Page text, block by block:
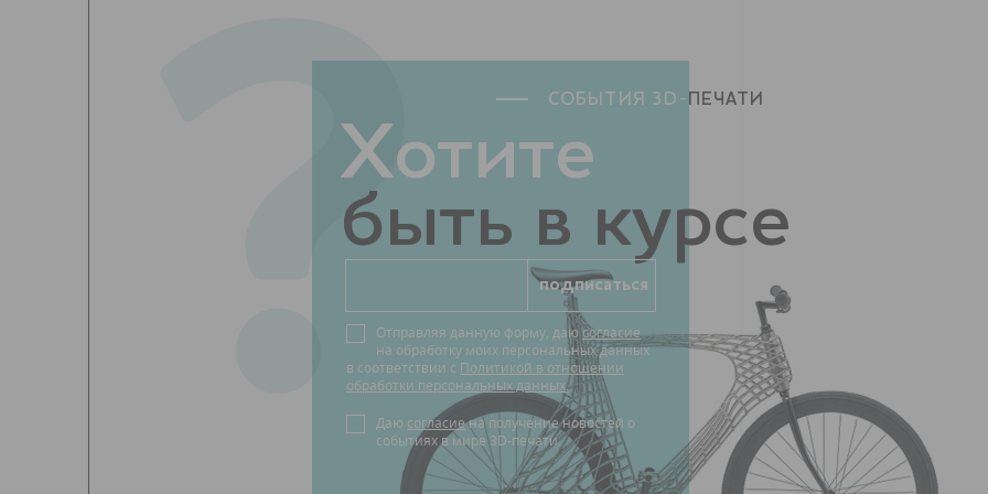
?
Хотите
быть в курсе
СОБЫТИЯ 3D- ПЕЧАТИ
Отправляя данную форму, даюсогласие
на обработку моих персональных данных
в соответствии с Политикой в отношении
обработки персональных данных.
Даю согласиена получение новостей о
событиях в мире 3D-печати.